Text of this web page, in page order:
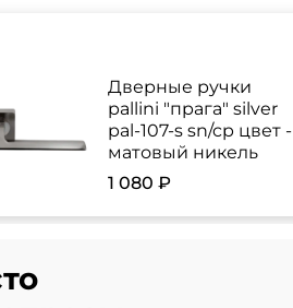
Дверные ручки
pallini "прага" silver
pal-107-s sn/cp цвет -
матовый никель
1 080 ₽